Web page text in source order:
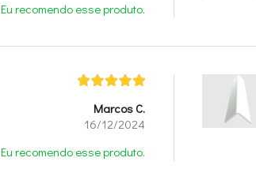
Eu recomendo esse produto.
Marcos C.
16/12/2024
Eu recomendo esse produto.